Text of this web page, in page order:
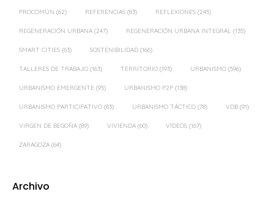
PROCOMÚN (62) REFERENCIAS (83) REFLEXIONES (245)
REGENERACIÓN URBANA (247) REGENERACIÓN URBANA INTEGRAL (135)
SMART CITIES (63) SOSTENIBILIDAD (166)
TALLERES DE TRABAJO (163) TERRITORIO (193) URBANISMO (596)
URBANISMO EMERGENTE (95) URBANISMO P2P (138)
URBANISMO PARTICIPATIVO (83) URBANISMO TÁCTICO (78) VDB (91)
VIRGEN DE BEGOÑA (89) VIVIENDA (60) VÍDEOS (167)
ZARAGOZA (64)
Archivo